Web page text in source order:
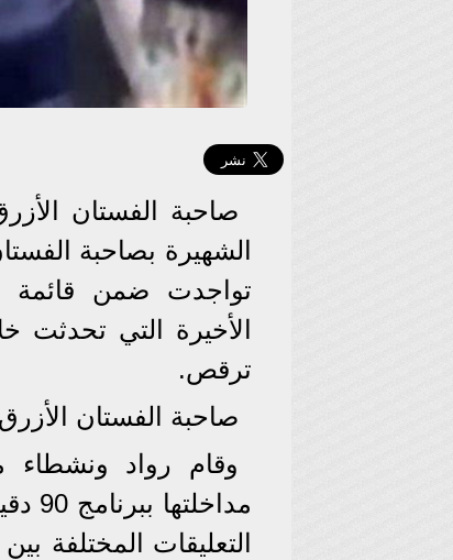
صاحبة الفستان
الشهيرة بصاحبة
تواجدت ضمن قائمة
الأخيرة التي
ترقص.
صاحبة الفستان الأزرق
وقام رواد ونشطاء
التعليقات المختلفة